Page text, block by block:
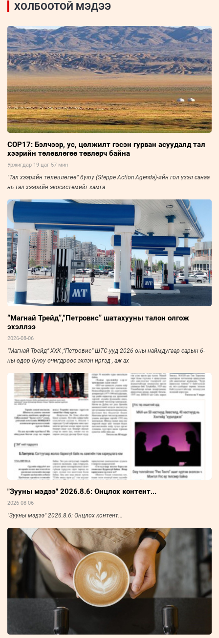
ХОЛБООТОЙ МЭДЭЭ
COP17: Бэлчээр, ус, цөлжилт гэсэн гурван асуудалд тал
хээрийн төлөвлөгөө төвлөрч байна
Уржигдар 19 цаг 57 мин
"Тал хээрийн төлөвлөгөө" буюу (Steppe Action Agenda)-ийн гол үзэл санаа
нь тал хээрийн экосистемийг хамга
“Магнай Трейд”,“Петровис” шатахууны талон олгож
эхэллээ
2026-08-06
“Магнай Трейд” ХХК ,“Петровис” ШТС-ууд 2026 оны наймдугаар сарын 6-
ны өдөр буюу өчигдрөөс эхлэн иргэд , аж ах
"Зууны мэдээ" 2026.8.6: Онцлох контент...
2026-08-06
"Зууны мэдээ" 2026.8.6: Онцлох контент...